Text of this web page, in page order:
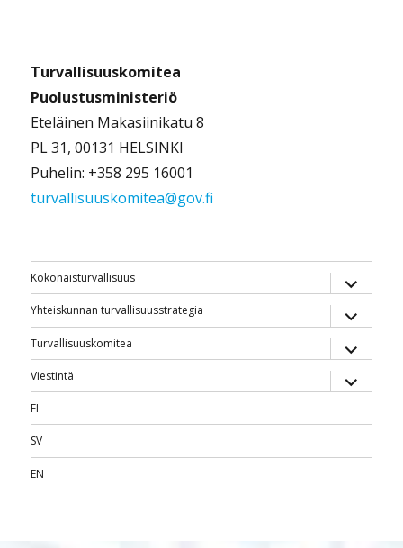
Turvallisuuskomitea
Puolustusministeriö
Eteläinen Makasiinikatu 8
PL 31, 00131 HELSINKI
Puhelin: +358 295 16001
turvallisuuskomitea@gov.fi
Kokonaisturvallisuus
näytä
Yhteiskunnan turvallisuusstrategia
näytä
Turvallisuuskomitea
näytä
Viestintä
näytä
FI
SV
EN